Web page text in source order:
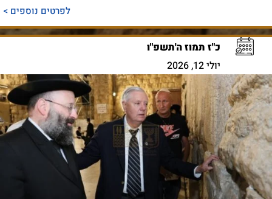
לפרטים נוספים >
כ"ז תמוז ה'תשפ"ו
יולי 12, 2026